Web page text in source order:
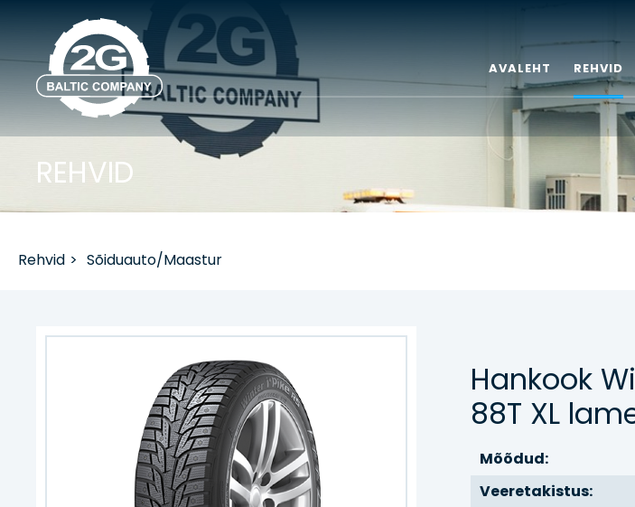
AVALEHT REHVID
REHVID
Rehvid > Sõiduauto/Maastur
Hankook
88T XL
Mõõdud:
Veeretakistus: